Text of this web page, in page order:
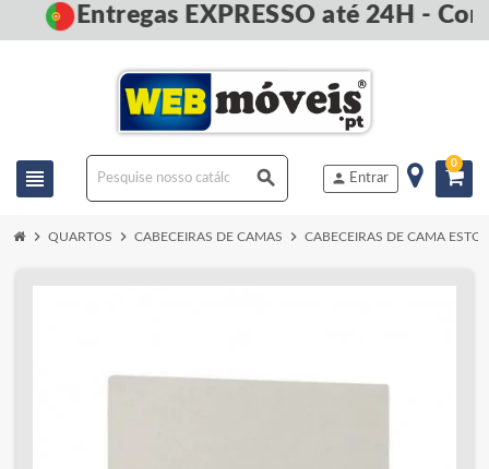
Entregas EXPRESSO até 24H -
view_headline search person Entrar
0
chevron_right QUARTOS chevron_right CABECEIRAS DE CAMAS chevron_right CABECEIRAS DE CAMA